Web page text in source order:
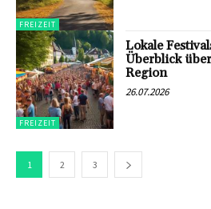
FREIZEIT
FREIZEIT
Lokale
Überblick
Region
26.07.2026
1 2 3